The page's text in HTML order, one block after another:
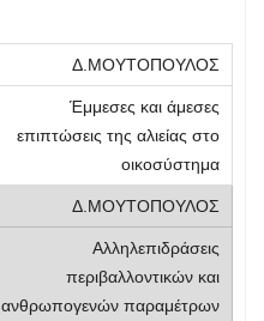
Δ.ΜΟΥΤΟΠΟΥΛΟΣ
Έμμεσες και άμεσες
επιπτώσεις της αλιείας στο
οικοσύστημα
Δ.ΜΟΥΤΟΠΟΥΛΟΣ
Αλληλεπιδράσεις
περιβαλλοντικών και
ανθρωπογενών παραμέτρων